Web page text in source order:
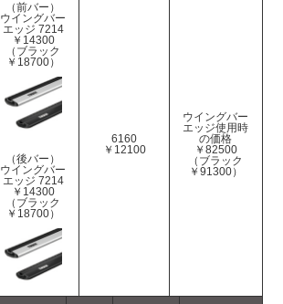
（前バー）
ウイングバー
エッジ 7214
￥14300
（ブラック
￥18700）
（後バー）
ウイングバー
エッジ 7214
￥14300
（ブラック
￥18700）
6160
￥12100
ウイングバー
エッジ使用時
の価格
￥82500
（ブラック
￥91300）